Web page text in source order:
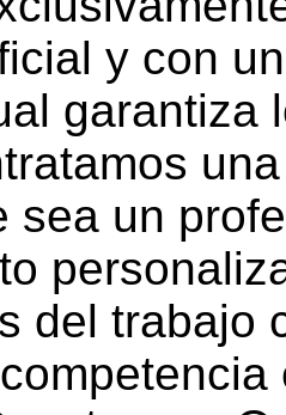
y con
garantiza
sea un
del trabajo